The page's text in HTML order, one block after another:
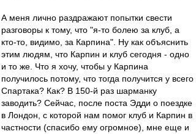
А меня лично раздражают попытки свести
разговоры к тому, что "я-то болею за клуб, а
кто-то, видимо, за Карпина". Ну как объяснить
этим людям, что Карпин и клуб сегодня - одно
и то же. Что я хочу, чтобы у Карпина
получилось потому, что тогда получится у всего
Спартака? Как? В 150-й раз шарманку
заводить? Сейчас, после поста Эдди о поездке
в Лондон, с которой нам помог клуб и Карпин в
частности (спасибо ему огромное), мне еще и